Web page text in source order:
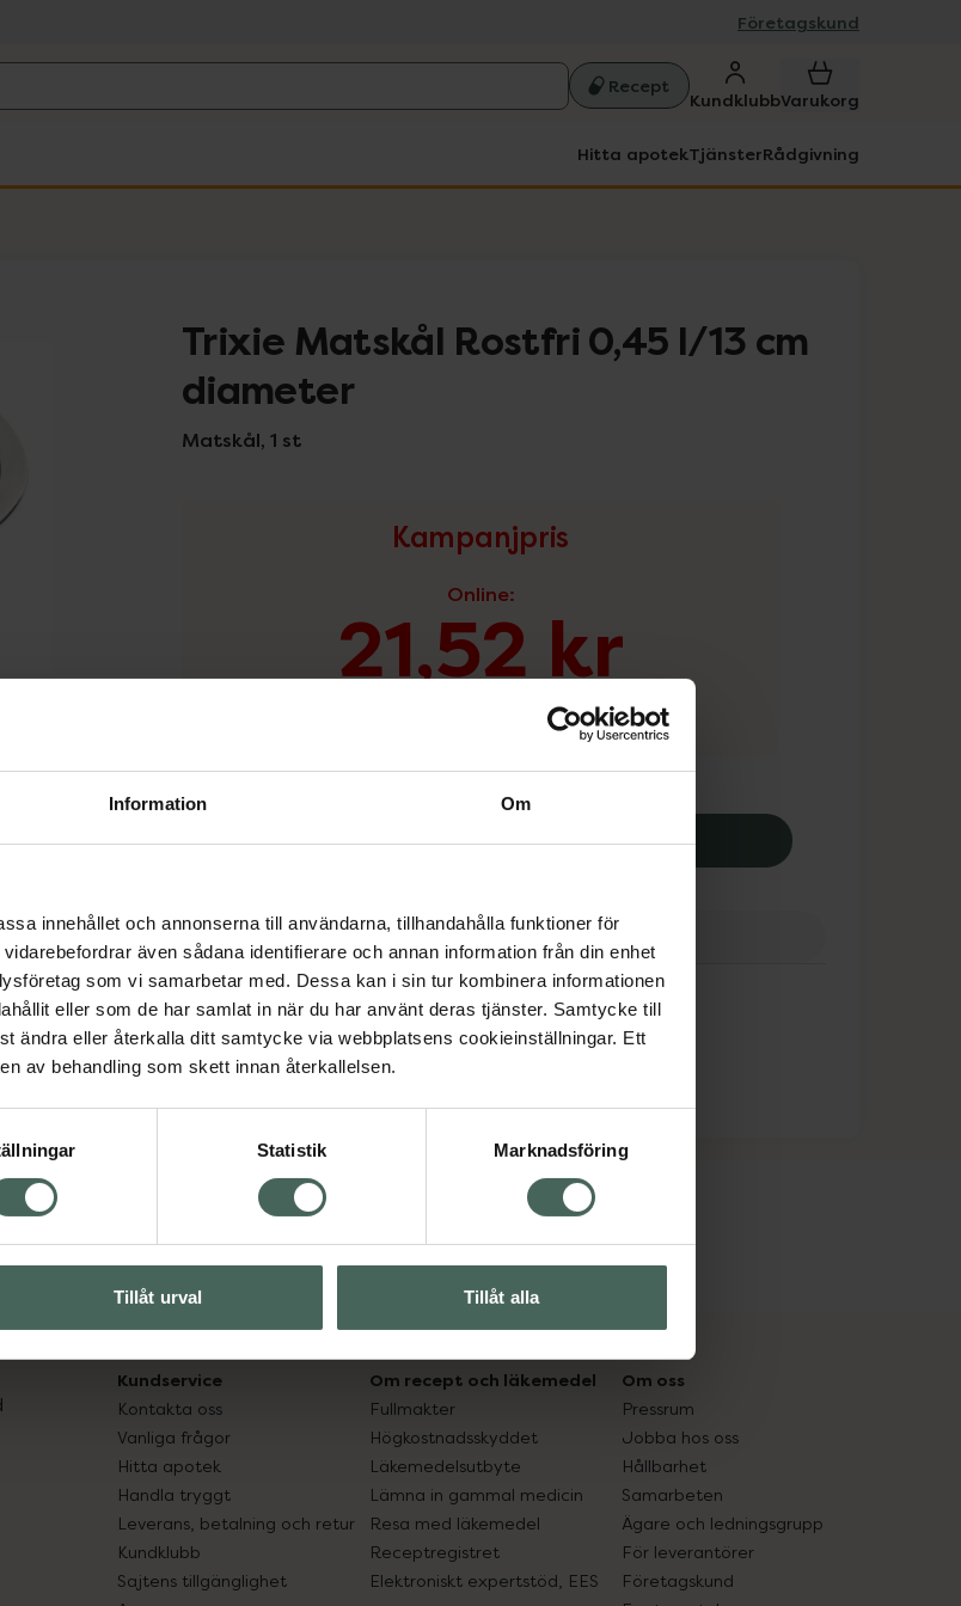
Information Om
innehållet och annonserna till användarna, tillhandahålla funktioner för
även sådana identifierare och annan information från din enhet
som vi samarbetar med. Dessa kan i sin tur kombinera informationen
eller som de har samlat in när du har använt deras tjänster. Samtycke till
ändra eller återkalla ditt samtycke via webbplatsens cookieinställningar. Ett
av behandling som skett innan återkallelsen.
Statistik Marknadsföring
Tillåt urval Tillåt alla
Företagskund
Recept
KundklubbVarukorg
Hitta apotekTjänsterRådgivning
Trixie Matskål Rostfri 0,45 l/13 cm
diameter
Matskål, 1 st
Kampanjpris
Online:
21,52 kr
Gäller t.o.m. 20 augusti
Lägsta pris de senaste 30 dagarna:26,90 kr
Pris i apotek:
KöpTrixie Matskål Rostfri 0,45 l/13 cm
Fler produkter från Trixie
Aktuella erbjudanden
Visa
Kundservice
Kontakta oss
Vanliga frågor
Hitta apotek
Handla tryggt
Leverans, betalning och retur
Kundklubb
Sajtens tillgänglighet
Om recept och läkemedel
Fullmakter
Högkostnadsskyddet
Läkemedelsutbyte
Lämna in gammal medicin
Resa med läkemedel
Receptregistret
Elektroniskt expertstöd, EES
Om oss
Pressrum
Jobba hos oss
Hållbarhet
Samarbeten
Ägare och ledningsgrupp
För leverantörer
Företagskund